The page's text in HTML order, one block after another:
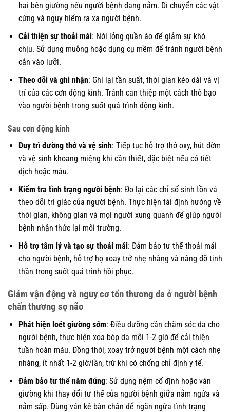
hai bên giường nếu người bệnh đang nằm. Di chuyển các vật
cứng và nguy hiểm ra xa người bệnh.
Cải thiện sự thoải mái: Nới lỏng quần áo để giảm sự khó
chịu. Sử dụng muỗng hoặc dụng cụ mềm để tránh người bệnh
cắn vào lưỡi.
Theo dõi và ghi nhận: Ghi lại tần suất, thời gian kéo dài và vị
trí của các cơn động kinh. Tránh can thiệp một cách thô bạo
vào người bệnh trong suốt quá trình động kinh.
Sau cơn động kinh
Duy trì đường thở và vệ sinh: Tiếp tục hỗ trợ thở oxy, hút đờm
và vệ sinh khoang miệng khi cần thiết, đặc biệt nếu có tiết
dịch hoặc máu.
Kiểm tra tình trạng người bệnh: Đo lại các chỉ số sinh tồn và
theo dõi tri giác của người bệnh. Thực hiện tái định hướng về
thời gian, không gian và mọi người xung quanh để giúp người
bệnh nhận thức lại môi trường.
Hỗ trợ tâm lý và tạo sự thoải mái: Đảm bảo tư thế thoải mái
cho người bệnh, hỗ trợ họ xoay trở nhẹ nhàng và nâng đỡ tinh
thần trong suốt quá trình hồi phục.
Giảm vận động và nguy cơ tổn thương da ở người bệnh
chấn thương sọ não
Phát hiện loét giường sớm: Điều dưỡng cần chăm sóc da cho
người bệnh, thực hiện xoa bóp da mỗi 1-2 giờ để cải thiện
tuần hoàn máu. Đồng thời, xoay trở người bệnh một cách nhẹ
nhàng, ít nhất 1-2 giờ/lần, trừ khi có chống chỉ định y tế.
Đảm bảo tư thế nằm đúng: Sử dụng nệm cố định hoặc ván
giường khi thay đổi tư thế của người bệnh giữa nằm ngửa và
nằm sấp. Dùng ván kê bàn chân để ngăn ngừa tình trạng